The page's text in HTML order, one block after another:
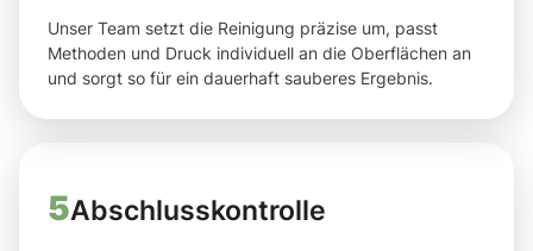
Unser Team setzt die Reinigung präzise um, passt
Methoden und Druck individuell an die Oberflächen an
und sorgt so für ein dauerhaft sauberes Ergebnis.
5Abschlusskontrolle